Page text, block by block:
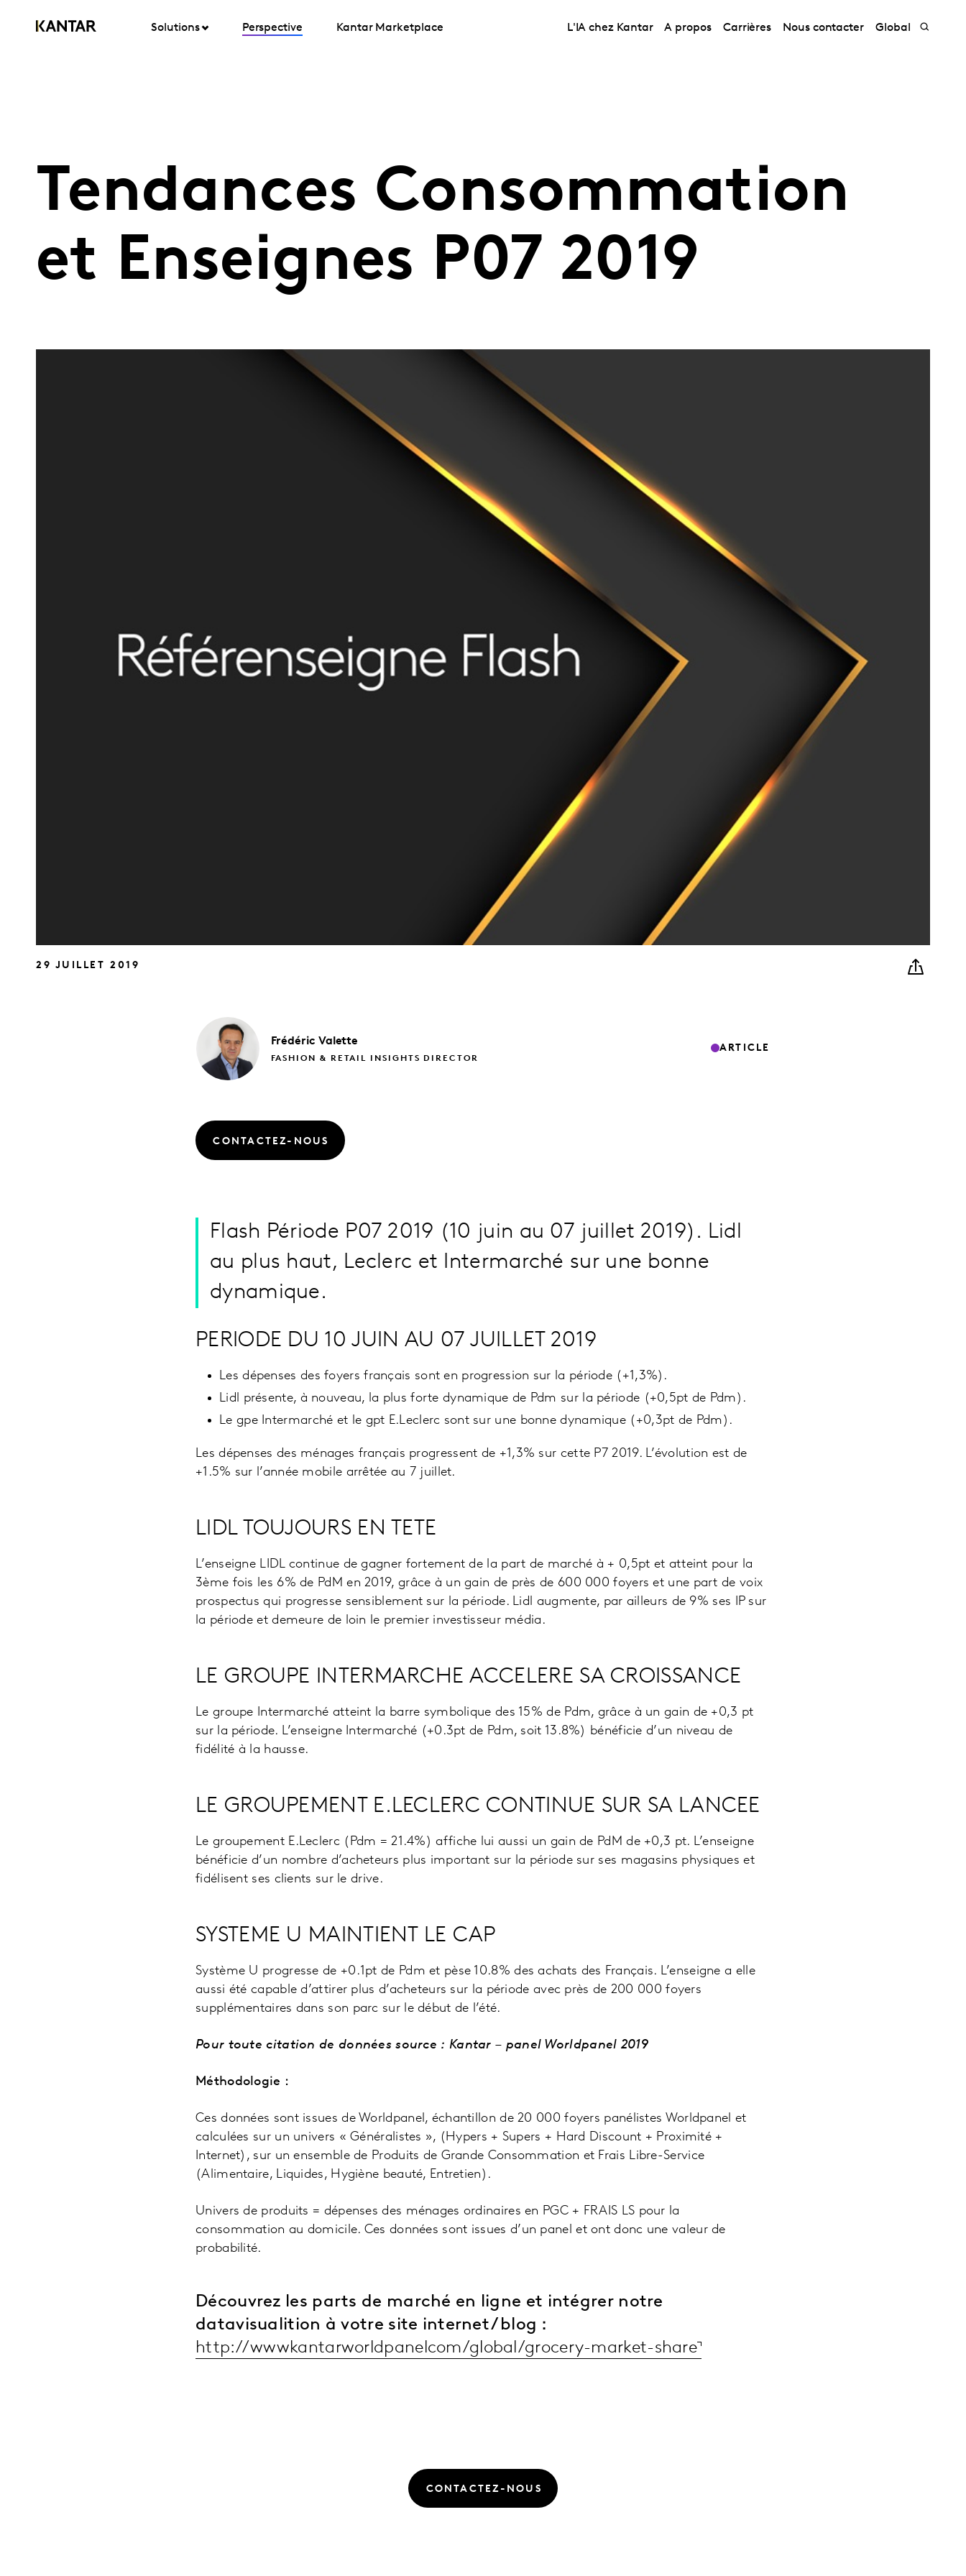
Solutions Perspective Kantar Marketplace L'IA chez Kantar A propos Carrières Nous contacter Global
Tendances Consommation
et Enseignes P07 2019
29 JUILLET 2019
Frédéric Valette
FASHION & RETAIL INSIGHTS DIRECTOR
ARTICLE
CONTACTEZ-NOUS
Flash Période P07 2019 (10 juin au 07 juillet 2019). Lidl
au plus haut, Leclerc et Intermarché sur une bonne
dynamique.
PERIODE DU 10 JUIN AU 07 JUILLET 2019
Les dépenses des foyers français sont en progression sur la période (+1,3%).
Lidl présente, à nouveau, la plus forte dynamique de Pdm sur la période (+0,5pt de Pdm).
Le gpe Intermarché et le gpt E.Leclerc sont sur une bonne dynamique (+0,3pt de Pdm).
Les dépenses des ménages français progressent de +1,3% sur cette P7 2019. L’évolution est de
+1.5% sur l’année mobile arrêtée au 7 juillet.
LIDL TOUJOURS EN TETE
L’enseigne LIDL continue de gagner fortement de la part de marché à + 0,5pt et atteint pour la
3ème fois les 6% de PdM en 2019, grâce à un gain de près de 600 000 foyers et une part de voix
prospectus qui progresse sensiblement sur la période. Lidl augmente, par ailleurs de 9% ses IP sur
la période et demeure de loin le premier investisseur média.
LE GROUPE INTERMARCHE ACCELERE SA CROISSANCE
Le groupe Intermarché atteint la barre symbolique des 15% de Pdm, grâce à un gain de +0,3 pt
sur la période. L’enseigne Intermarché (+0.3pt de Pdm, soit 13.8%) bénéficie d’un niveau de
fidélité à la hausse.
LE GROUPEMENT E.LECLERC CONTINUE SUR SA LANCEE
Le groupement E.Leclerc (Pdm = 21.4%) affiche lui aussi un gain de PdM de +0,3 pt. L’enseigne
bénéficie d’un nombre d’acheteurs plus important sur la période sur ses magasins physiques et
fidélisent ses clients sur le drive.
SYSTEME U MAINTIENT LE CAP
Système U progresse de +0.1pt de Pdm et pèse 10.8% des achats des Français. L’enseigne a elle
aussi été capable d’attirer plus d’acheteurs sur la période avec près de 200 000 foyers
supplémentaires dans son parc sur le début de l’été.
Pour toute citation de données source : Kantar – panel Worldpanel 2019
Méthodologie :
Ces données sont issues de Worldpanel, échantillon de 20 000 foyers panélistes Worldpanel et
calculées sur un univers « Généralistes », (Hypers + Supers + Hard Discount + Proximité +
Internet), sur un ensemble de Produits de Grande Consommation et Frais Libre-Service
(Alimentaire, Liquides, Hygiène beauté, Entretien).
Univers de produits = dépenses des ménages ordinaires en PGC + FRAIS LS pour la
consommation au domicile. Ces données sont issues d’un panel et ont donc une valeur de
probabilité.
Découvrez les parts de marché en ligne et intégrer notre
datavisualition à votre site internet / blog :
http://wwwkantarworldpanelcom/global/grocery-market-share
CONTACTEZ-NOUS